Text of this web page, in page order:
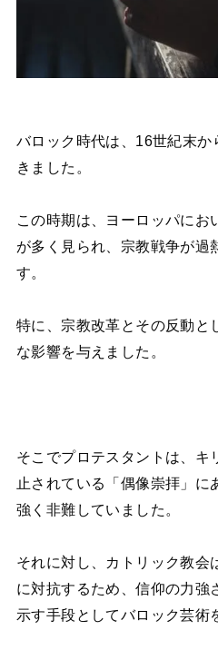
バロック時代は、16世紀末
きました。
この時期は、ヨーロッパにお
が多く見られ、宗教戦争が過
す。
特に、宗教改革とその反動と
な影響を与えました。
そこでプロテスタントは、キ
止されている「偶像崇拝」に
強く非難していました。
それに対し、カトリック教会
に対抗するため、信仰の力強
示す手段としてバロック芸術